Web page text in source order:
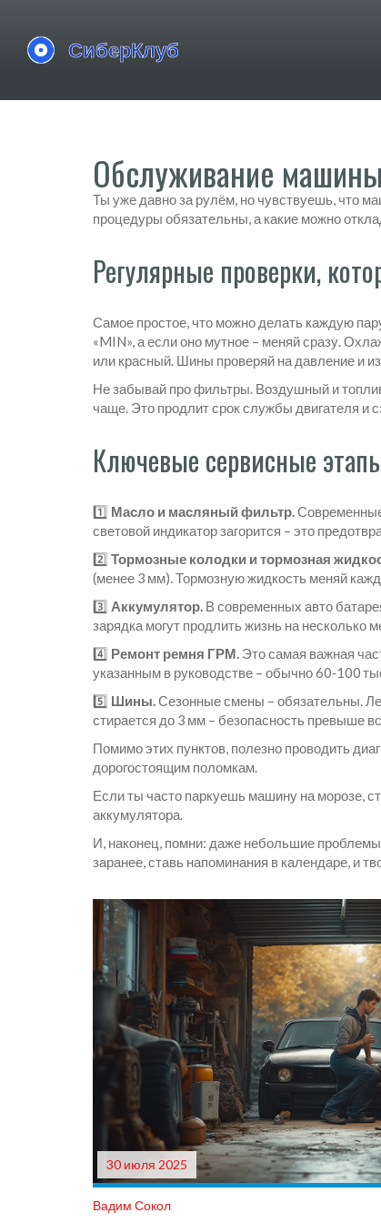
Обслуживание
Ты уже давно за рулём, но чувствуешь, что
процедуры обязательны, а какие можно
Регулярные проверки,
Самое простое, что можно делать каждую
«MIN», а если оно мутное – меняй сразу.
или красный. Шины проверяй на давление и
Не забывай про фильтры. Воздушный и
чаще. Это продлит срок службы двигателя и
Ключевые сервисные
1️⃣ Масло и масляный фильтр.
световой индикатор загорится – это
2️⃣ Тормозные колодки и тормозная
(менее 3 мм). Тормозную жидкость меняй
3️⃣ Аккумулятор. В современных авто
зарядка могут продлить жизнь на несколько
4️⃣ Ремонт ремня ГРМ. Это самая важная
указанным в руководстве – обычно 60‑100
5️⃣ Шины.Сезонные смены – обязательны.
стирается до 3 мм – безопасность превыше
Помимо этих пунктов, полезно проводить
дорогостоящим поломкам.
Если ты часто паркуешь машину на морозе,
аккумулятора.
И, наконец, помни: даже небольшие
заранее, ставь напоминания в календаре, и
30 июля 2025
Вадим Сокол